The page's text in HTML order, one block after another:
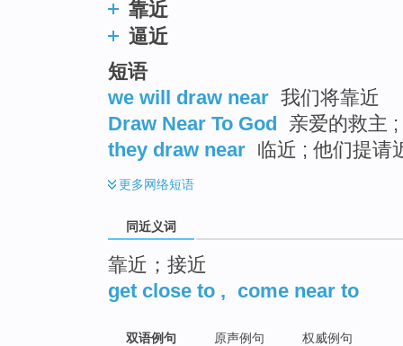
靠近
逼近
短语
we will draw near 我们将靠近
Draw Near To God 亲爱的救主
they draw near 临近 ; 他们提请
更多网络短语
同近义词
靠近；接近
get close to , come near to
双语例句 原声例句 权威例句